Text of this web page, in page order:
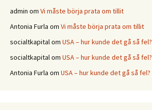
admin om Vi måste börja prata om tillit
Antonia Furla om Vi måste börja prata om tillit
socialtkapitalom USA – hur kunde det gå så fel?
socialtkapitalom USA – hur kunde det gå så fel?
Antonia Furla om USA – hur kunde det gå så fel?